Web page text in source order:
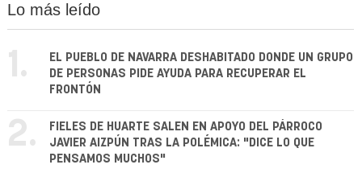
Lo más leído
1.
EL PUEBLO DE NAVARRA DESHABITADO DONDE UN GRUPO
DE PERSONAS PIDE AYUDA PARA RECUPERAR EL
FRONTÓN
2.
FIELES DE HUARTE SALEN EN APOYO DEL PÁRROCO
JAVIER AIZPÚN TRAS LA POLÉMICA: "DICE LO QUE
PENSAMOS MUCHOS"